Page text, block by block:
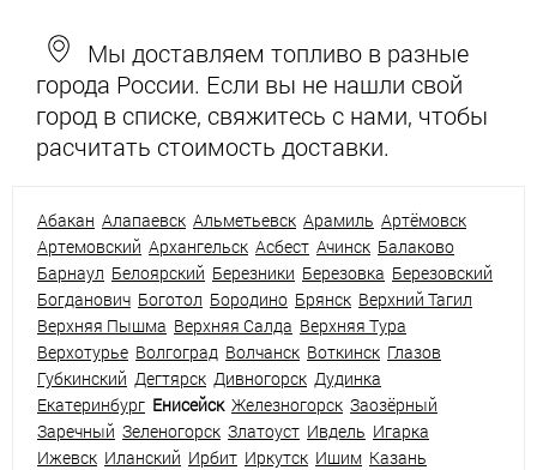
Мы доставляем топливо в разные
города России. Если вы не нашли свой
город в списке, свяжитесь с нами, чтобы
расчитать стоимость доставки.
Абакан Алапаевск Альметьевск Арамиль Артёмовск
Артемовский Архангельск Асбест Ачинск Балаково
Барнаул Белоярский Березники Березовка Березовский
Богданович Боготол Бородино Брянск Верхний Тагил
Верхняя Пышма Верхняя Салда Верхняя Тура
Верхотурье Волгоград Волчанск Воткинск Глазов
Губкинский Дегтярск Дивногорск Дудинка
Екатеринбург Енисейск Железногорск Заозёрный
Заречный Зеленогорск Златоуст Ивдель Игарка
Ижевск Иланский Ирбит Иркутск Ишим Казань